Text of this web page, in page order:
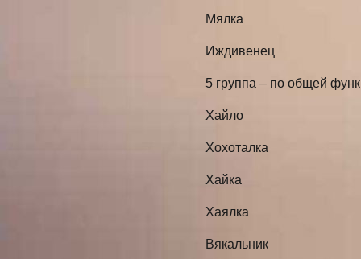
Мялка
Иждивенец
5 группа – по общей
Хайло
Хохоталка
Хайка
Хаялка
Вякальник